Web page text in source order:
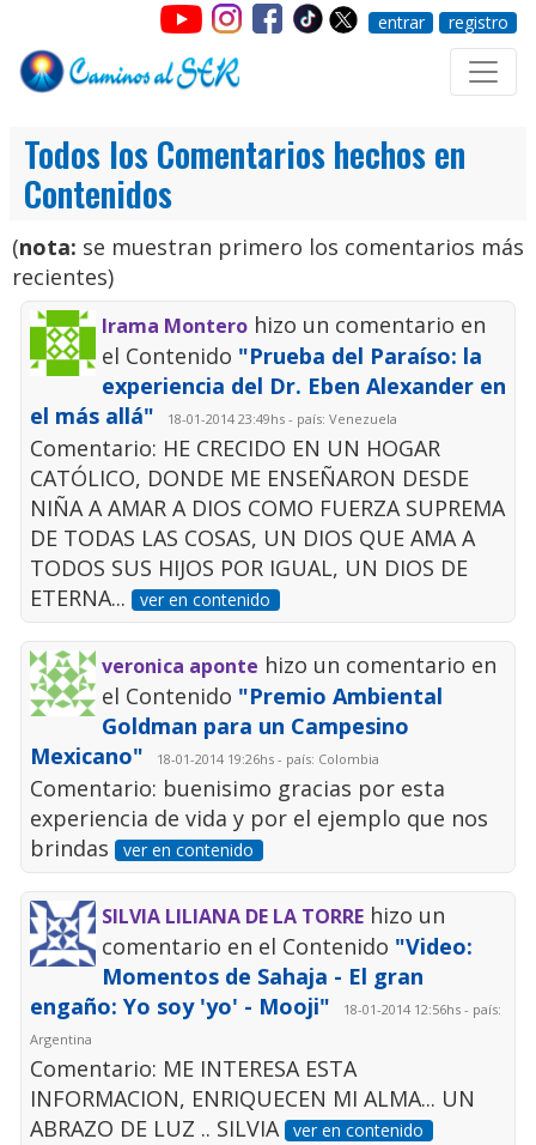
entrar registro
Todos los Comentarios hechos en
Contenidos
(nota: se muestran primero los comentarios más
recientes)
Irama Montero hizo un comentario en
el Contenido "Prueba del Paraíso: la
experiencia del Dr. Eben Alexander en
el más allá"
18-01-2014 23:49hs - país: Venezuela
Comentario: HE CRECIDO EN UN HOGAR
CATÓLICO, DONDE ME ENSEÑARON DESDE
NIÑA A AMAR A DIOS COMO FUERZA SUPREMA
DE TODAS LAS COSAS, UN DIOS QUE AMA A
TODOS SUS HIJOS POR IGUAL, UN DIOS DE
ETERNA...
ver en contenido
veronica aponte hizo un comentario en
el Contenido "Premio Ambiental
Goldman para un Campesino
Mexicano"
18-01-2014 19:26hs - país: Colombia
Comentario: buenisimo gracias por esta
experiencia de vida y por el ejemplo que nos
brindas
ver en contenido
SILVIA LILIANA DE LA TORRE hizo un
comentario en el Contenido "Video:
Momentos de Sahaja - El gran
engaño: Yo soy 'yo' - Mooji"
18-01-2014 12:56hs - país:
Argentina
Comentario: ME INTERESA ESTA
INFORMACION, ENRIQUECEN MI ALMA... UN
ABRAZO DE LUZ .. SILVIA ver en contenido